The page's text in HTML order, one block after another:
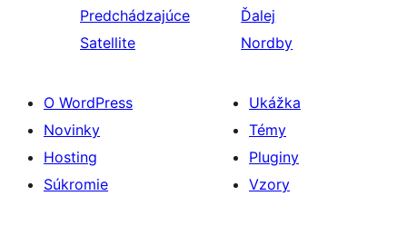
Predchádzajúce
Satellite
Ďalej
Nordby
O WordPress
Novinky
Hosting
Súkromie
Ukážka
Témy
Pluginy
Vzory